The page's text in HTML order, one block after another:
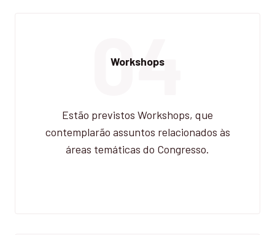
04
Workshops
Estão previstos Workshops, que
contemplarão assuntos relacionados às
áreas temáticas do Congresso.